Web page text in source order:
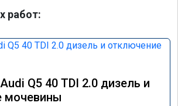
работ:
Q5 40 TDI 2.0 дизель и
мочевины